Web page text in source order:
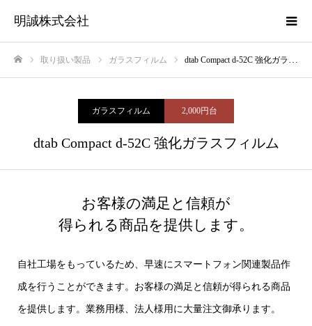
明誠株式会社
取り扱い製品 ガラスフィルム dtab Compact d-52C 強化ガラスフィルム
ガラスフィルム 2,000円台
dtab Compact d-52C 強化ガラスフィルム
お客様の満足と信頼が
得られる商品を提供します。
自社工場をもっているため、早速にスマートフォン関連製品作
成を行うことができます。お客様の満足と信頼が得られる商品
を提供します。業務用様、法人様用に大量注文御承ります。